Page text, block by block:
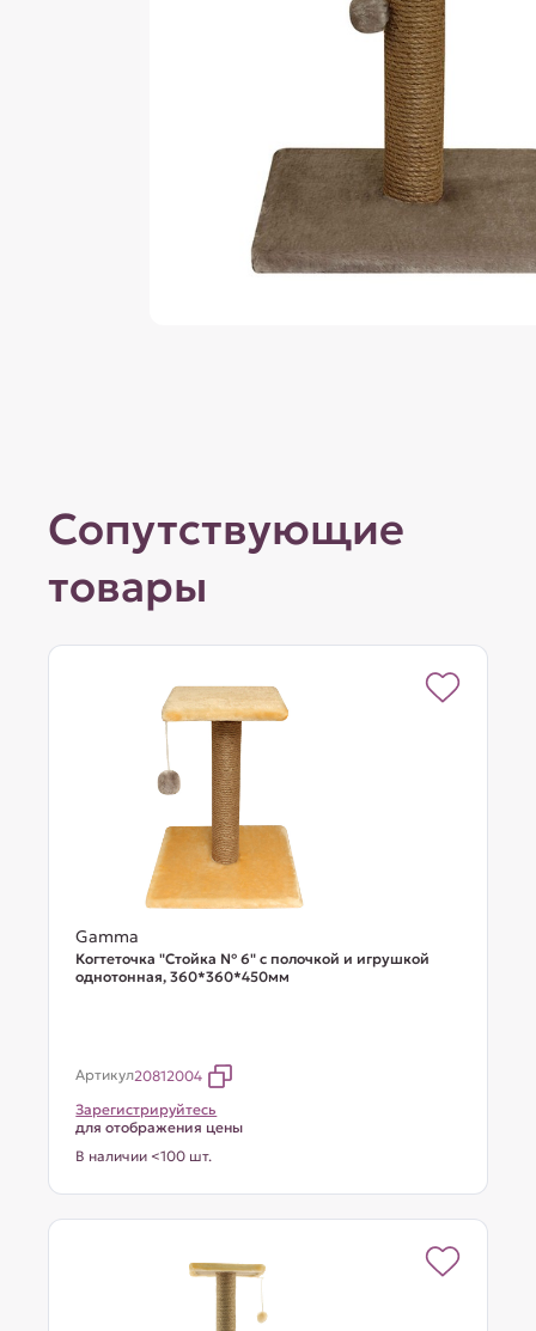
Сопутствующие
товары
Gamma
Когтеточка "Стойка № 6" с полочкой и игрушкой
однотонная, 360*360*450мм
Артикул20812004
Зарегистрируйтесь
для отображения цены
В наличии <100 шт.